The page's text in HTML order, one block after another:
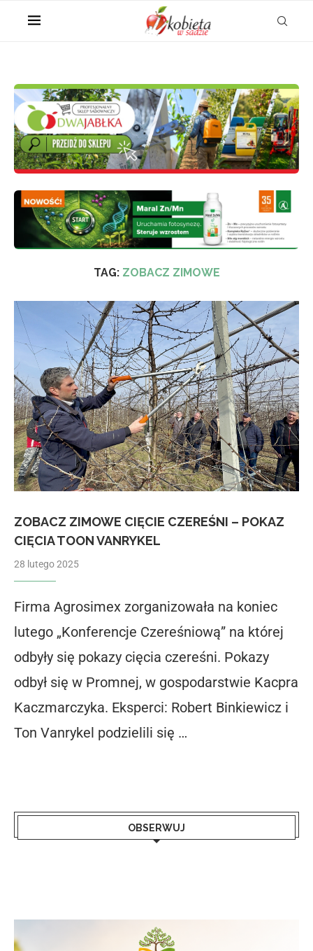
TAG: ZOBACZ ZIMOWE
ZOBACZ ZIMOWE CIĘCIE CZEREŚNI – POKAZ
CIĘCIA TOON VANRYKEL
28 lutego 2025
Firma Agrosimex zorganizowała na koniec
lutego „Konferencje Czereśniową” na której
odbyły się pokazy cięcia czereśni. Pokazy
odbył się w Promnej, w gospodarstwie Kacpra
Kaczmarczyka. Eksperci: Robert Binkiewicz i
Ton Vanrykel podzielili się …
OBSERWUJ